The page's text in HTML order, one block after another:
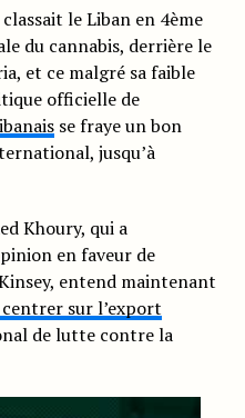
le Liban en 4ème
du cannabis, derrière le
et ce malgré sa faible
officielle de
se fraye un bon
jusqu’à
Khoury, qui a
en faveur de
entend maintenant
sur l’export
de lutte contre la